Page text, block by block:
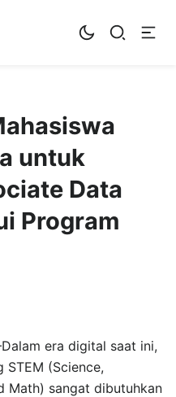
untuk
Data
Program
era digital saat ini,
(Science,
Math) sangat dibutuhkan